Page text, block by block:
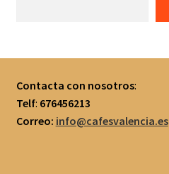
Contacta con nosotros:
Telf: 676456213
Correo: info@cafesvalencia.es